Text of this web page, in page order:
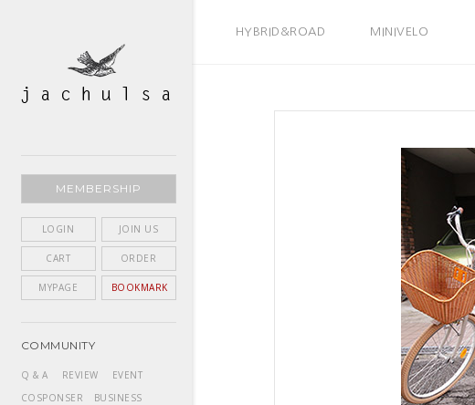
HYBRID&ROAD MINIVELO
MEMBERSHIP
LOGIN JOIN US
CART ORDER
MYPAGE BOOKMARK
COMMUNITY
Q & A REVIEW
EVENT
COSPONSER
BUSINESS